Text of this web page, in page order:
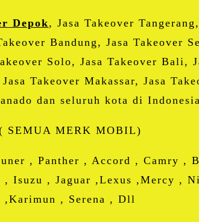
Depok, Jasa Takeover
Bandung, Jasa Takeover
Solo, Jasa Takeover Bali,
Takeover Makassar, Jasa
dan seluruh kota di
SEMUA MERK MOBIL)
, Panther , Accord , Camry
Isuzu , Jaguar ,Lexus ,Mercy ,
,Karimun , Serena , Dll